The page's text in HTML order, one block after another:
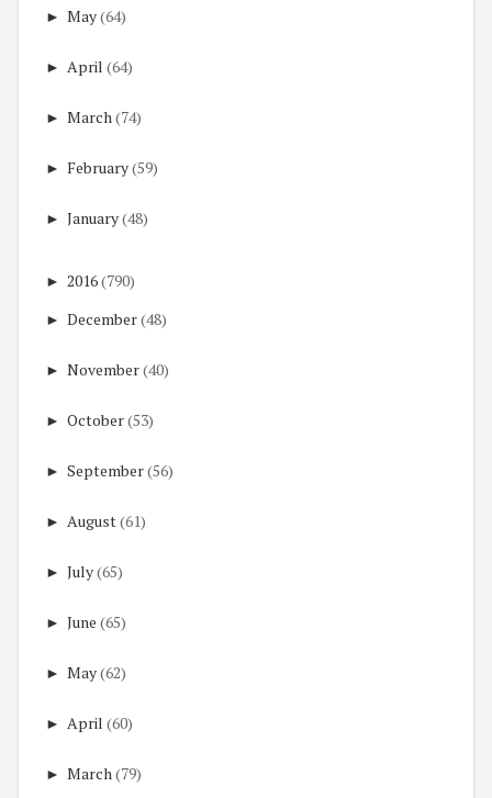
► May(64)
► April (64)
► March(74)
► February(59)
► January(48)
► 2016(790)
► December(48)
► November(40)
► October(53)
► September(56)
► August(61)
► July(65)
► June (65)
► May(62)
► April (60)
► March(79)